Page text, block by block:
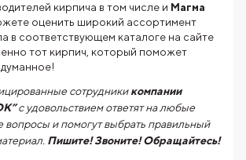
кирпича в том числе и Магма
оценить широкий ассортимент
в соответствующем каталоге на сайте
тот кирпич, который поможет
сотрудникикомпании
с удовольствием ответят на любые
вопросы и помогут выбрать правильный
Пишите! Звоните! Обращайтесь!